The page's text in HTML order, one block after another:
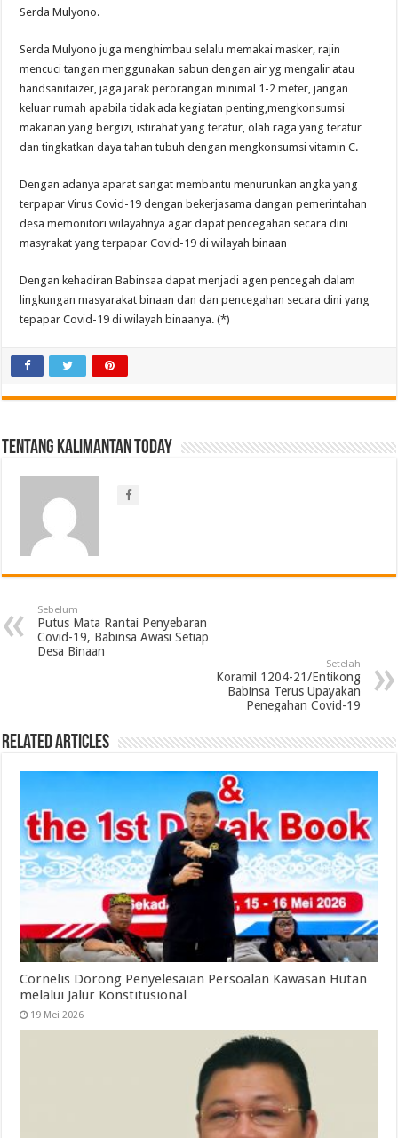
Serda Mulyono.
Serda Mulyono juga menghimbau selalu memakai masker, rajin
mencuci tangan menggunakan sabun dengan air yg mengalir atau
handsanitaizer, jaga jarak perorangan minimal 1-2 meter, jangan
keluar rumah apabila tidak ada kegiatan penting,mengkonsumsi
makanan yang bergizi, istirahat yang teratur, olah raga yang teratur
dan tingkatkan daya tahan tubuh dengan mengkonsumsi vitamin C.
Dengan adanya aparat sangat membantu menurunkan angka yang
terpapar Virus Covid-19 dengan bekerjasama dangan pemerintahan
desa memonitori wilayahnya agar dapat pencegahan secara dini
masyrakat yang terpapar Covid-19 di wilayah binaan
Dengan kehadiran Babinsaa dapat menjadi agen pencegah dalam
lingkungan masyarakat binaan dan dan pencegahan secara dini yang
tepapar Covid-19 di wilayah binaanya. (*)
Tentang Kalimantan Today
Sebelum
Putus Mata Rantai Penyebaran
Covid-19, Babinsa Awasi Setiap
Desa Binaan
Setelah
Koramil 1204-21/Entikong
Babinsa Terus Upayakan
Penegahan Covid-19
Related Articles
Cornelis Dorong Penyelesaian Persoalan Kawasan Hutan
melalui Jalur Konstitusional
19 Mei 2026